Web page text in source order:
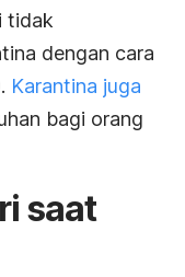
tidak
dengan cara
Karantina juga
bagi orang
saat